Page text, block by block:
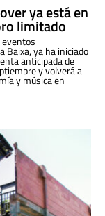
ya está en
limitado
eventos
Baixa, ya ha iniciado
anticipada de
y volverá a
y música en